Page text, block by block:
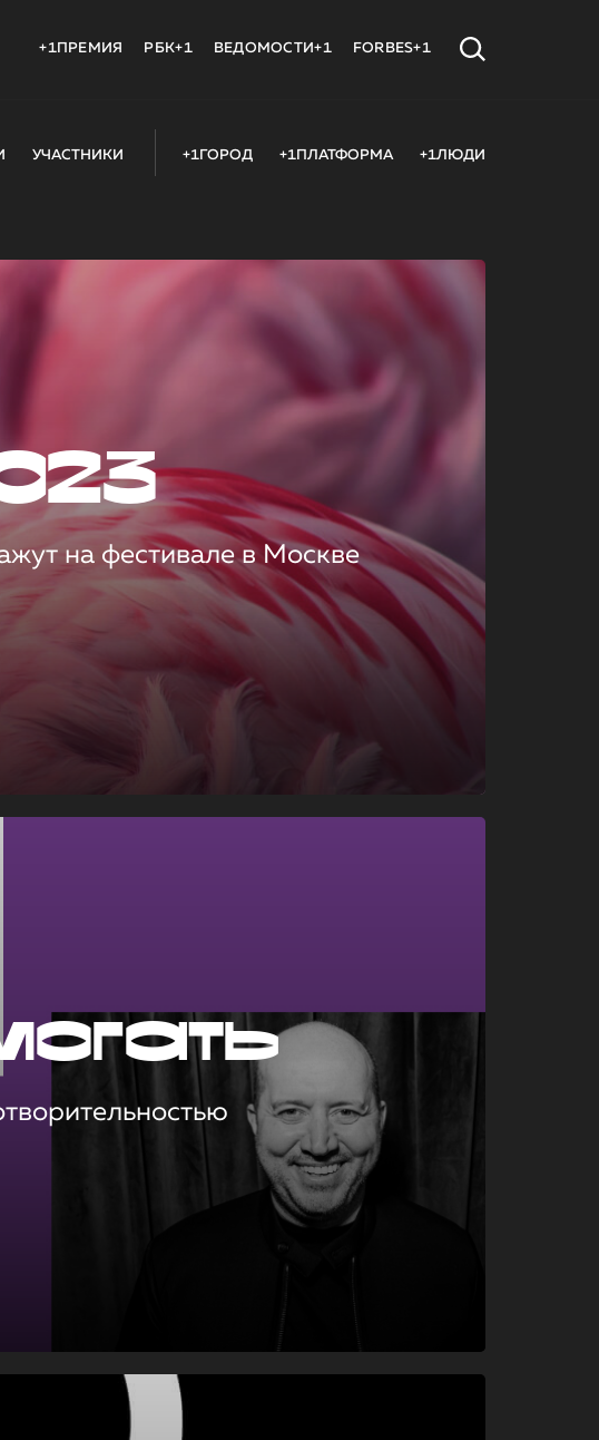
+1ПРЕМИЯ РБК+1 ВЕДОМОСТИ+1 FORBES+1
УЧАСТНИКИ +1ГОРОД +1ПЛАТФОРМА +1ЛЮДИ
на фестивале в Москве